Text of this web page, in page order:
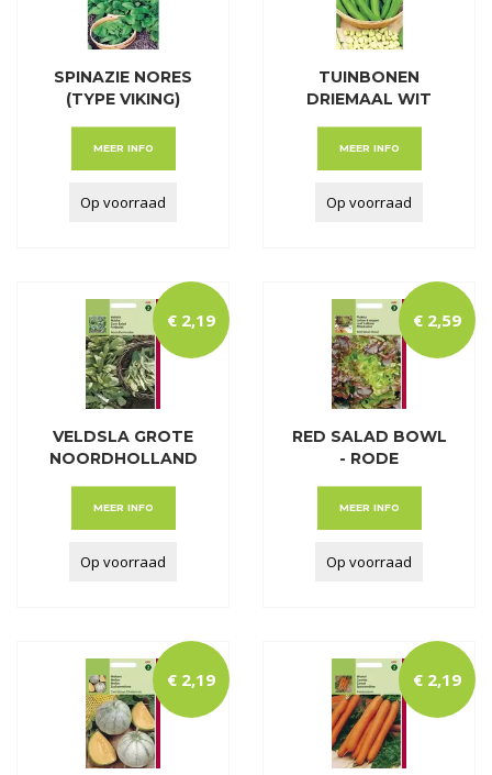
SPINAZIE NORES
(TYPE VIKING)
MEER INFO
Op voorraad
TUINBONEN
DRIEMAAL WIT
MEER INFO
Op voorraad
VELDSLA GROTE
NOORDHOLLAND
€ 2,19
MEER INFO
Op voorraad
RED SALAD BOWL
- RODE
€ 2,59
MEER INFO
Op voorraad
€ 2,19 € 2,19